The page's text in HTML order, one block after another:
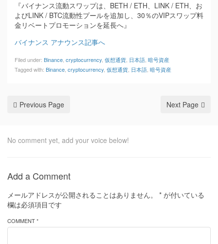
『バイナンス流動スワップは、BETH / ETH、LINK / ETH、お
よびLINK / BTC流動性プールを追加し、30％のVIPスワップ料
金リベートプロモーションを延長へ』
バイナンス アナウンス記事へ
Filed under: Binance cryptocurrency 仮想通貨 日本語 暗号資産
Tagged with: Binance cryptocurrency 仮想通貨 日本語 暗号資産
Previous Page Next Page
No comment yet, add your voice below!
Add a Comment
メールアドレスが公開されることはありません。 * が付いている
欄は必須項目です
COMMENT *